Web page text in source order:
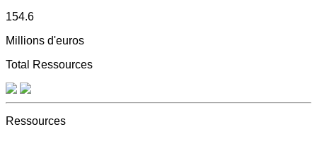
154.6
Millions d'euros
Total Ressources
Ressources